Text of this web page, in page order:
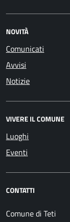
NOVITÀ
Comunicati
Avvisi
Notizie
VIVERE IL COMUNE
Luoghi
Eventi
CONTATTI
Comune di Teti